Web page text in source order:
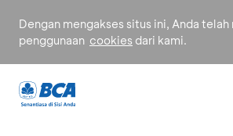
Dengan mengakses situs ini, Anda
penggunaan cookies dari kami.